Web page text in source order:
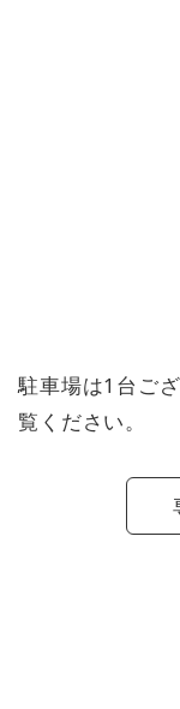
駐車場は1台ご
覧ください。